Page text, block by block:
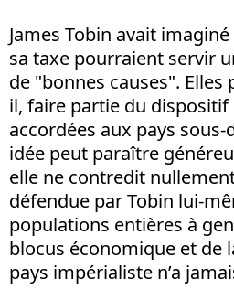
James Tobin avait
sa taxe pourraient servir
de "bonnes causes".
il, faire partie du dispositif
accordées aux pays
idée peut paraître
elle ne contredit
défendue par Tobin lui-
populations entières à
blocus économique et de
pays impérialiste n’a